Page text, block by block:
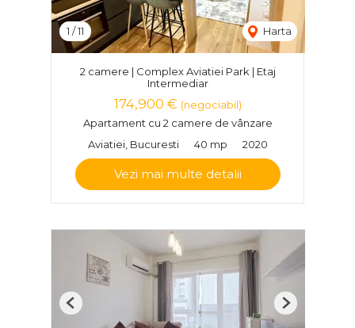
1 /11 Harta
2 camere | Complex Aviatiei Park | Etaj
Intermediar
174,900 € (negociabil)
Apartament cu 2 camere de vânzare
Aviatiei, Bucuresti
40 mp 2020
Vezi mai multe detalii
Previous Next